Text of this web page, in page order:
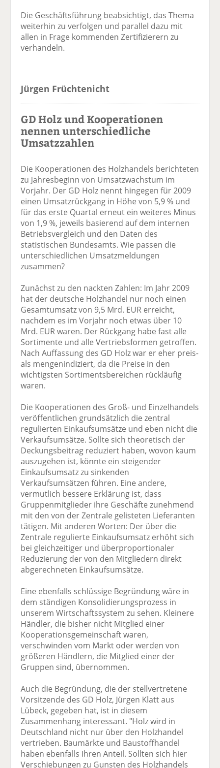
Die Geschäftsführung beabsichtigt, das Thema
weiterhin zu verfolgen und parallel dazu mit
allen in Frage kommenden Zertifizierern zu
verhandeln.
Jürgen Früchtenicht
GD Holz und Kooperationen
nennen unterschiedliche
Umsatzzahlen
Die Kooperationen des Holzhandels berichteten
zu Jahresbeginn von Umsatzwachstum im
Vorjahr. Der GD Holz nennt hingegen für 2009
einen Umsatzrückgang in Höhe von 5,9 % und
für das erste Quartal erneut ein weiteres Minus
von 1,9 %, jeweils basierend auf dem internen
Betriebsvergleich und den Daten des
statistischen Bundesamts. Wie passen die
unterschiedlichen Umsatzmeldungen
zusammen?
Zunächst zu den nackten Zahlen: Im Jahr 2009
hat der deutsche Holzhandel nur noch einen
Gesamtumsatz von 9,5 Mrd. EUR erreicht,
nachdem es im Vorjahr noch etwas über 10
Mrd. EUR waren. Der Rückgang habe fast alle
Sortimente und alle Vertriebsformen getroffen.
Nach Auffassung des GD Holz war er eher preis-
als mengenindiziert, da die Preise in den
wichtigsten Sortimentsbereichen rückläufig
waren.
Die Kooperationen des Groß- und Einzelhandels
veröffentlichen grundsätzlich die zentral
regulierten Einkaufsumsätze und eben nicht die
Verkaufsumsätze. Sollte sich theoretisch der
Deckungsbeitrag reduziert haben, wovon kaum
auszugehen ist, könnte ein steigender
Einkaufsumsatz zu sinkenden
Verkaufsumsätzen führen. Eine andere,
vermutlich bessere Erklärung ist, dass
Gruppenmitglieder ihre Geschäfte zunehmend
mit den von der Zentrale gelisteten Lieferanten
tätigen. Mit anderen Worten: Der über die
Zentrale regulierte Einkaufsumsatz erhöht sich
bei gleichzeitiger und überproportionaler
Reduzierung der von den Mitgliedern direkt
abgerechneten Einkaufsumsätze.
Eine ebenfalls schlüssige Begründung wäre in
dem ständigen Konsolidierungsprozess in
unserem Wirtschaftssystem zu sehen. Kleinere
Händler, die bisher nicht Mitglied einer
Kooperationsgemeinschaft waren,
verschwinden vom Markt oder werden von
größeren Händlern, die Mitglied einer der
Gruppen sind, übernommen.
Auch die Begründung, die der stellvertretene
Vorsitzende des GD Holz, Jürgen Klatt aus
Lübeck, gegeben hat, ist in diesem
Zusammenhang interessant. "Holz wird in
Deutschland nicht nur über den Holzhandel
vertrieben. Baumärkte und Baustoffhandel
haben ebenfalls Ihren Anteil. Sollten sich hier
Verschiebungen zu Gunsten des Holzhandels